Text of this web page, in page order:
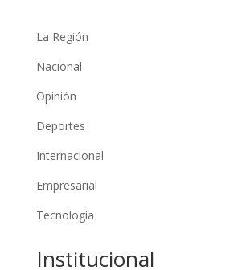
La Región
Nacional
Opinión
Deportes
Internacional
Empresarial
Tecnología
Institucional